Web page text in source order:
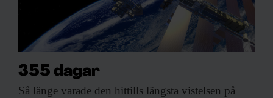
355 dagar
Så länge varade den hittills längsta vistelsen på